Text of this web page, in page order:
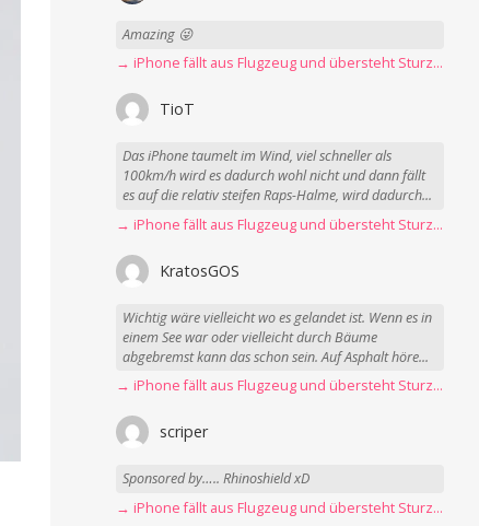
Amazing 😜
→ iPhone fällt aus Flugzeug und übersteht Sturz unbeschadet
TioT
Das iPhone taumelt im Wind, viel schneller als
100km/h wird es dadurch wohl nicht und dann fällt
es auf die relativ steifen Raps-Halme, wird dadurch...
→ iPhone fällt aus Flugzeug und übersteht Sturz unbeschadet
KratosGOS
Wichtig wäre vielleicht wo es gelandet ist. Wenn es in
einem See war oder vielleicht durch Bäume
abgebremst kann das schon sein. Auf Asphalt höre...
→ iPhone fällt aus Flugzeug und übersteht Sturz unbeschadet
scriper
Sponsored by….. Rhinoshield xD
→ iPhone fällt aus Flugzeug und übersteht Sturz unbeschadet